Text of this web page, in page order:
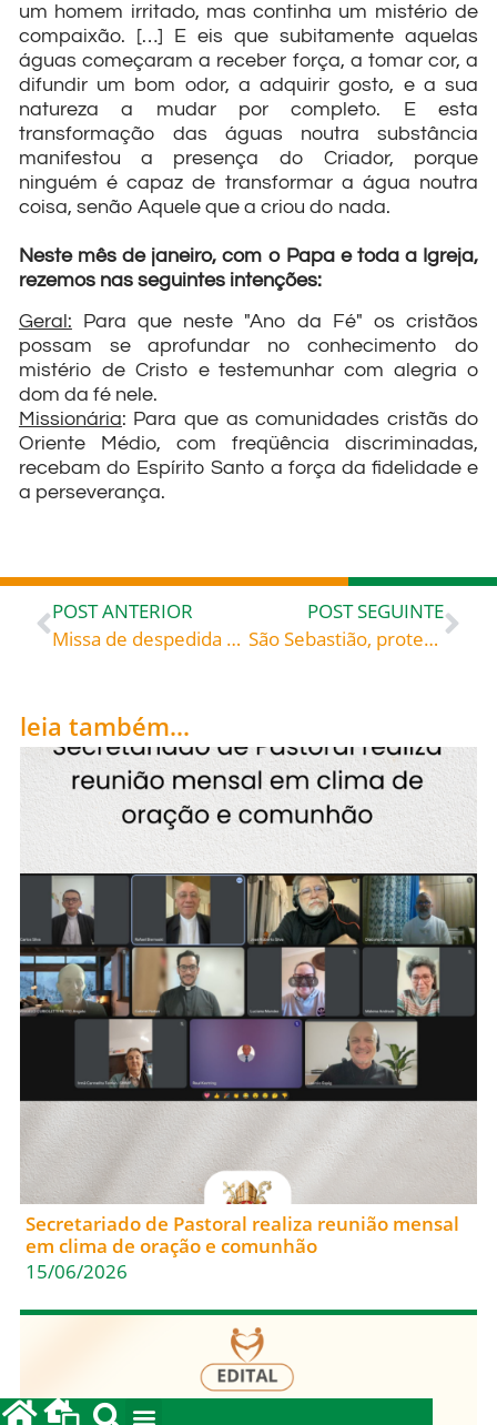
um homem irritado, mas continha um mistério de
compaixão. […] E eis que subitamente aquelas
águas começaram a receber força, a tomar cor, a
difundir um bom odor, a adquirir gosto, e a sua
natureza a mudar por completo. E esta
transformação das águas noutra substância
manifestou a presença do Criador, porque
ninguém é capaz de transformar a água noutra
coisa, senão Aquele que a criou do nada.
Neste mês de janeiro, com o Papa e toda a Igreja,
rezemos nas seguintes intenções:
Geral: Para que neste "Ano da Fé" os cristãos
possam se aprofundar no conhecimento do
mistério de Cristo e testemunhar com alegria o
dom da fé nele.
Missionária: Para que as comunidades cristãs do
Oriente Médio, com freqüência discriminadas,
recebam do Espírito Santo a força da fidelidade e
a perseverança.
POST ANTERIOR
Missa de despedida dos símbolos da JMJ na Catedral de Blumenau – Álbum 2
POST SEGUINTE
São Sebastião, protetor contra as doenças, fome e guerra, roga por nós!
leia também...
Secretariado de Pastoral realiza reunião mensal
em clima de oração e comunhão
15/06/2026